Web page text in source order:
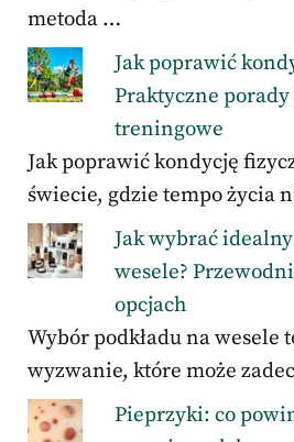
metoda …
Jak poprawić
Praktyczne
treningowe
Jak poprawić kondycję
świecie, gdzie tempo życia
Jak wybrać
wesele?
opcjach
Wybór podkładu na wesele
wyzwanie, które może
Pieprzyki: co